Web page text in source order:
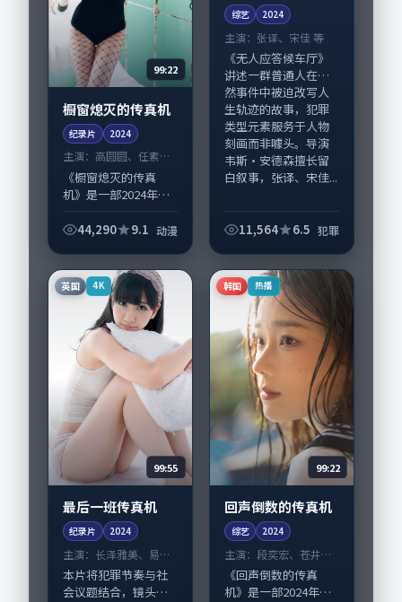
99:22
橱窗熄灭的传真机
纪录片 2024
主演： 高圆圆、任素汐
等
《橱窗熄灭的传真
机》是一部2024年前
片，由贾樟柯执导，
亦参与重要戏份。故
事围绕当代都市中...
44,290 9.1 动漫
综艺 2024
主演： 张译、宋佳 等
《无人应答候车厅》
讲述一群普通人在偶
然事件中被迫改写人
生轨迹的故事，犯罪
类型元素服务于人物
刻画而非噱头。导演
韦斯·安德森擅长留
白叙事，张译、宋佳...
11,564 6.5 犯罪
英国 4K
99:55
最后一班传真机
纪录片 2024
主演： 长泽雅美、易烊
千玺 等
本片将犯罪节奏与社
会议题结合，镜头语
韩国 热播
99:22
回声倒数的传真机
综艺 2024
主演：段奕宏、苍井优
等
《回声倒数的传真
机》是一部2024年前